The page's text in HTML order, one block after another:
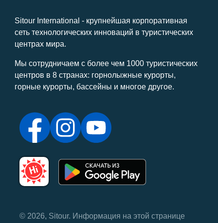
Sitour International - крупнейшая корпоративная
сеть технологических инноваций в туристических
центрах мира.
Мы сотрудничаем с более чем 1000 туристических
центров в 8 странах: горнолыжные курорты,
горные курорты, бассейны и многое другое.
© 2026, Sitour. Информация на этой странице